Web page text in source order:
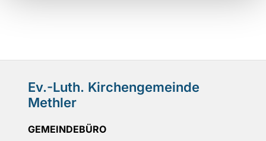
Ev.-Luth. Kirchengemeinde
Methler
GEMEINDEBÜRO